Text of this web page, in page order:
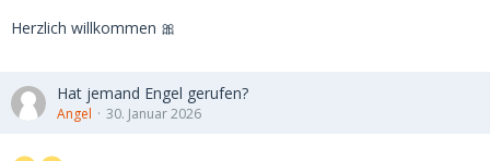
Herzlich willkommen 🎀
Hat jemand Engel gerufen?
Angel 30. Januar 2026